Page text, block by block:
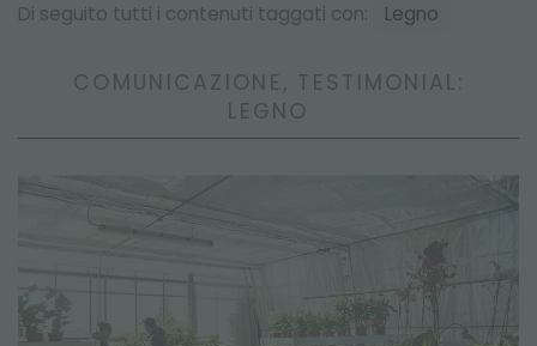
Di seguito tutti i contenuti taggati con: Legno
COMUNICAZIONE, TESTIMONIAL:
LEGNO